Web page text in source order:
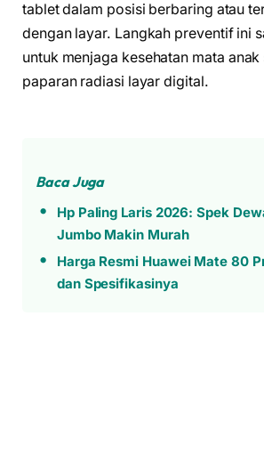
tablet dalam posisi berbaring atau
dengan layar. Langkah preventif ini
untuk menjaga kesehatan mata
paparan radiasi layar digital.
Baca Juga
Hp Paling Laris 2026: Spek
Jumbo Makin Murah
Harga Resmi Huawei Mate 80
dan Spesifikasinya